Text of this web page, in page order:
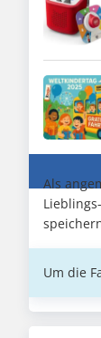
Als
Um die